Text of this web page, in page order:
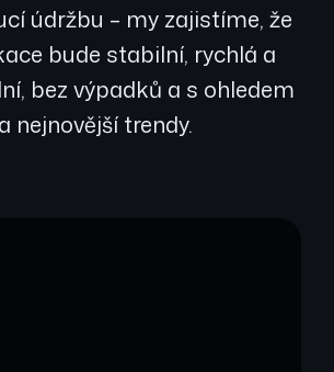
údržbu – my zajistíme, že
bude stabilní, rychlá a
bez výpadků a s ohledem
nejnovější trendy.